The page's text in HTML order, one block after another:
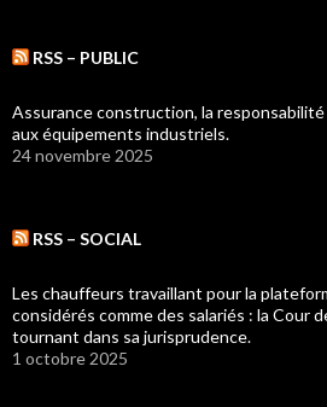
RSS – PUBLIC
Assurance construction, la responsabilité
aux équipements industriels.
24 novembre 2025
RSS – SOCIAL
Les chauffeurs travaillant pour la
considérés comme des salariés : la Cour
tournant dans sa jurisprudence.
1 octobre 2025